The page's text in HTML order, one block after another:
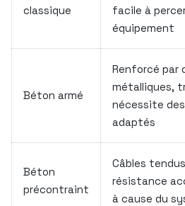
classique
facile à
équipement
Béton armé
Renforcé par
métalliques,
nécessite
adaptés
Béton
précontraint
Câbles
résistance
à cause du